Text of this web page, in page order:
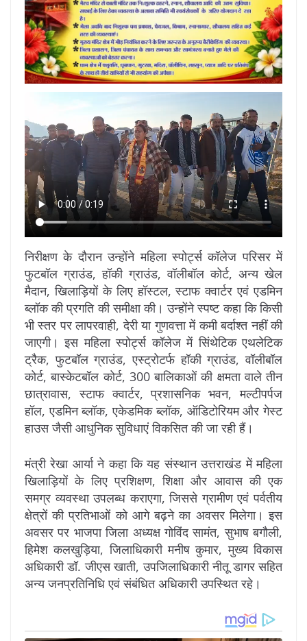
निरीक्षण के दौरान उन्होंने महिला स्पोर्ट्स कॉलेज परिसर में
फुटबॉल ग्राउंड, हॉकी ग्राउंड, वॉलीबॉल कोर्ट, अन्य खेल
मैदान, खिलाड़ियों के लिए हॉस्टल, स्टाफ क्वार्टर एवं एडमिन
ब्लॉक की प्रगति की समीक्षा की। उन्होंने स्पष्ट कहा कि किसी
भी स्तर पर लापरवाही, देरी या गुणवत्ता में कमी बर्दाश्त नहीं की
जाएगी। इस महिला स्पोर्ट्स कॉलेज में सिंथेटिक एथलेटिक
ट्रैक, फुटबॉल ग्राउंड, एस्ट्रोटर्फ हॉकी ग्राउंड, वॉलीबॉल
कोर्ट, बास्केटबॉल कोर्ट, 300 बालिकाओं की क्षमता वाले तीन
छात्रावास, स्टाफ क्वार्टर, प्रशासनिक भवन, मल्टीपर्पज
हॉल, एडमिन ब्लॉक, एकेडमिक ब्लॉक, ऑडिटोरियम और गेस्ट
हाउस जैसी आधुनिक सुविधाएं विकसित की जा रही हैं।
मंत्री रेखा आर्या ने कहा कि यह संस्थान उत्तराखंड में महिला
खिलाड़ियों के लिए प्रशिक्षण, शिक्षा और आवास की एक
समग्र व्यवस्था उपलब्ध कराएगा, जिससे ग्रामीण एवं पर्वतीय
क्षेत्रों की प्रतिभाओं को आगे बढ़ने का अवसर मिलेगा। इस
अवसर पर भाजपा जिला अध्यक्ष गोविंद सामंत, सुभाष बगौली,
हिमेश कलखुड़िया, जिलाधिकारी मनीष कुमार, मुख्य विकास
अधिकारी डॉ. जीएस खाती, उपजिलाधिकारी नीतू डागर सहित
अन्य जनप्रतिनिधि एवं संबंधित अधिकारी उपस्थित रहे।